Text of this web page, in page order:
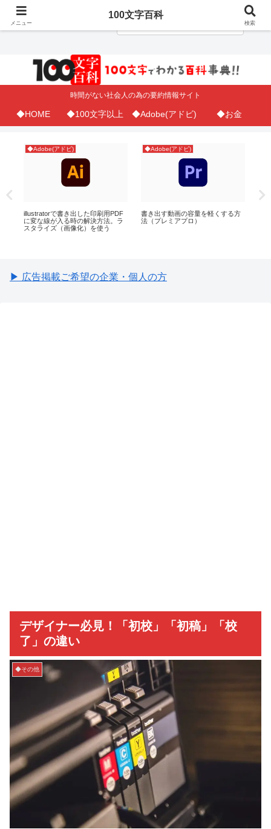
時間がない社会人の為の要約情報サイト
◆HOME ◆100文字以上 ◆Adobe(アドビ) ◆お金
◆Adobe(アドビ)
illustratorで書き出した印刷用PDF
に変な線が入る時の解決方法。ラ
スタライズ（画像化）を使う
◆Adobe(アドビ)
書き出す動画の容量を軽くする方
法（プレミアプロ）
▶ 広告掲載ご希望の企業・個人の方
デザイナー必見！「初校」「初稿」「校
了」の違い
◆その他
メニュー
100文字百科
検索